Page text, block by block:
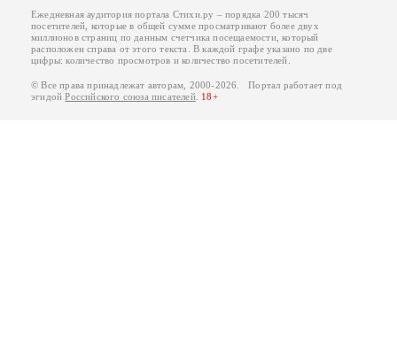
Ежедневная аудитория портала Стихи.ру – порядка 200 тысяч
посетителей, которые в общей сумме просматривают более двух
миллионов страниц по данным счетчика посещаемости, который
расположен справа от этого текста. В каждой графе указано по две
цифры: количество просмотров и количество посетителей.
© Все права принадлежат авторам, 2000-2026. Портал работает под
эгидойРоссийского союза писателей. 18+